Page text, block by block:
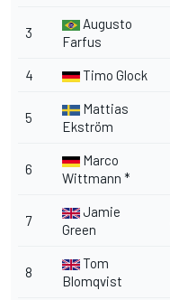
3
Augusto
Farfus
4 Timo Glock
5
Mattias
Ekström
6
Marco
Wittmann *
7
Jamie
Green
8
Tom
Blomqvist